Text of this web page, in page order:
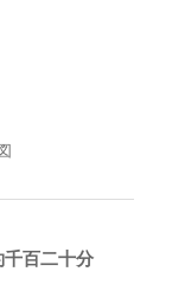
百二十分